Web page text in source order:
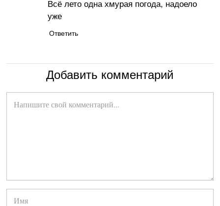
Всё лето одна хмурая погода, надоело
уже
Ответить
Добавить комментарий